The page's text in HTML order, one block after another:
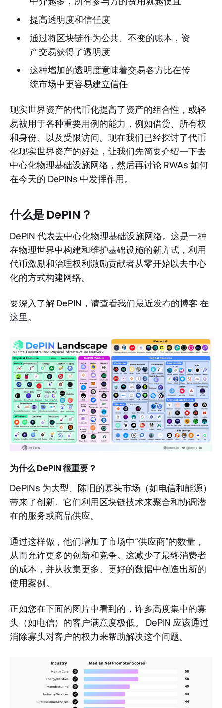
提高透明度和信任度
通过将区块链作为公共、不变的账本，资
产交易获得了透明度
这种增加的透明度意味着交易各方比在传
统市场中更容易建立信任
现实世界资产的代币化提高了资产的组合性，或轻
易被用于各种重要用例的能力，例如借贷、所有权
和身份、以及受限访问。现在我们已经探讨了代币
化现实世界资产的好处，让我们先简要介绍一下去
中心化物理基础设施网络，然后再讨论 RWAs 如何
在今天的 DePINs 中发挥作用。
什么是 DePIN？
DePIN 代表去中心化物理基础设施网络。这是一种
在物理世界中构建和维护基础设施的新方式，利用
代币激励和治理权利激励贡献者从零开始以去中心
化的方式构建网络。
要深入了解 DePIN，请查看我们最近发布的博客 在
这里。
为什么 DePIN 很重要？
DePINs 为大型、陈旧的寡头市场（如电信和能源）
带来了创新。它们利用区块链技术来聚合和协调潜
在的服务或商品供应。
通过这样做，他们增加了市场中“供应商”的数量，
从而允许更多的创新和竞争。这减少了最终消费者
的成本，并从收集更多、更好的数据中创造出新的
使用案例。
正如您在下面的图片中看到的，许多高度集中的寡
头（如电信）的客户满意度极低。 DePIN 应该通过
消除寡头对客户的权力来帮助解决这个问题。